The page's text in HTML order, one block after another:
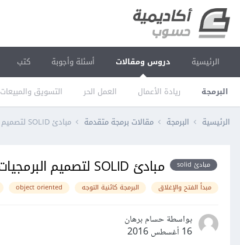
الرئيسية دروس ومقالات
البرمجة ريادة الأعمال العمل الحر التسويق والمبيعات
أسئلة وأجوبة كتب
الرئيسية البرمجة مقالات برمجة متقدمة مبادئ SOLID لتصميم البرمجيات: مبدأ الفتح والإغلاق Open/Closed Principle
مبادئ solid مبادئ SOLID لتصميم البرمجيات: مبدأ الفتح والإغلاق Open/Closed Principle
مبدأ الفتح والإغلاق البرمجة كائنية التوجه object oriented
بواسطة حسام برهان
16 أغسطس 2016